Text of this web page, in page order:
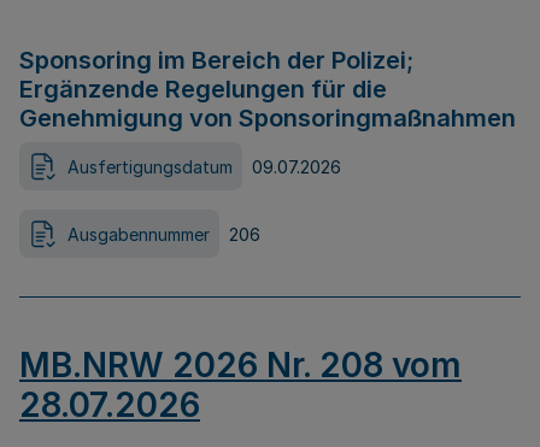
Sponsoring im Bereich der Polizei;
Ergänzende Regelungen für die
Genehmigung von Sponsoringmaßnahmen
Ausfertigungsdatum 09.07.2026
Ausgabennummer 206
MB.NRW 2026 Nr. 208 vom
28.07.2026